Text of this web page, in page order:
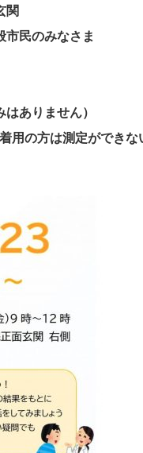
関
市民のみなさま
ありません）
用の方は測定ができ